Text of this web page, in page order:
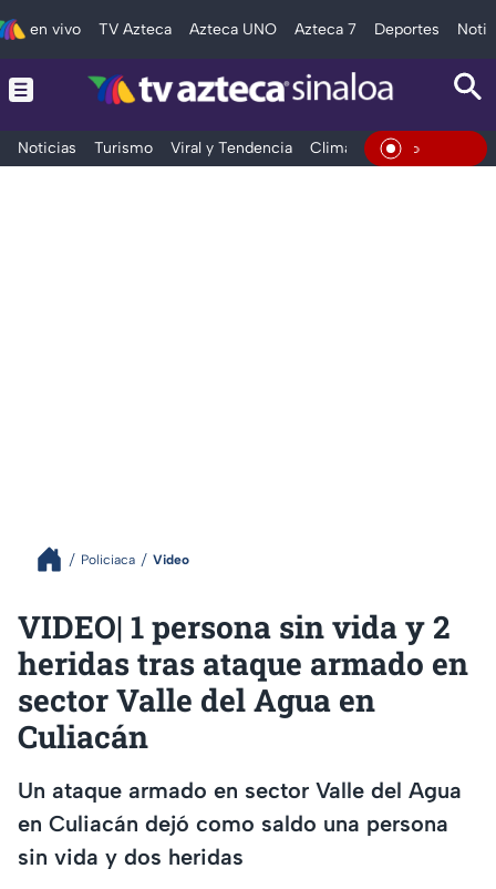
en vivo TV Azteca Azteca UNO Azteca 7 Deportes
Noticias Turismo Viral y Tendencia Clima Deportes En Vivo
Policiaca Video
VIDEO| 1 persona sin vida y 2
heridas tras ataque armado en
sector Valle del Agua en
Culiacán
Un ataque armado en sector Valle del Agua
en Culiacán dejó como saldo una persona
sin vida y dos heridas